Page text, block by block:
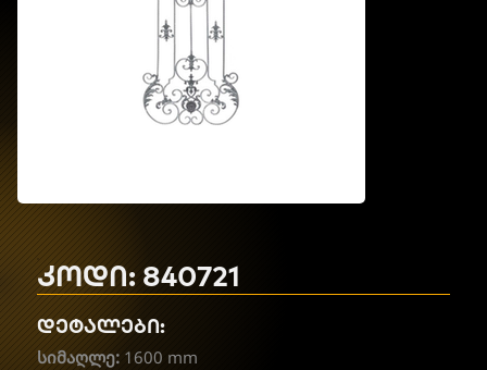
კოდი: 840721
დეტალები:
სიმაღლე: 1600 mm